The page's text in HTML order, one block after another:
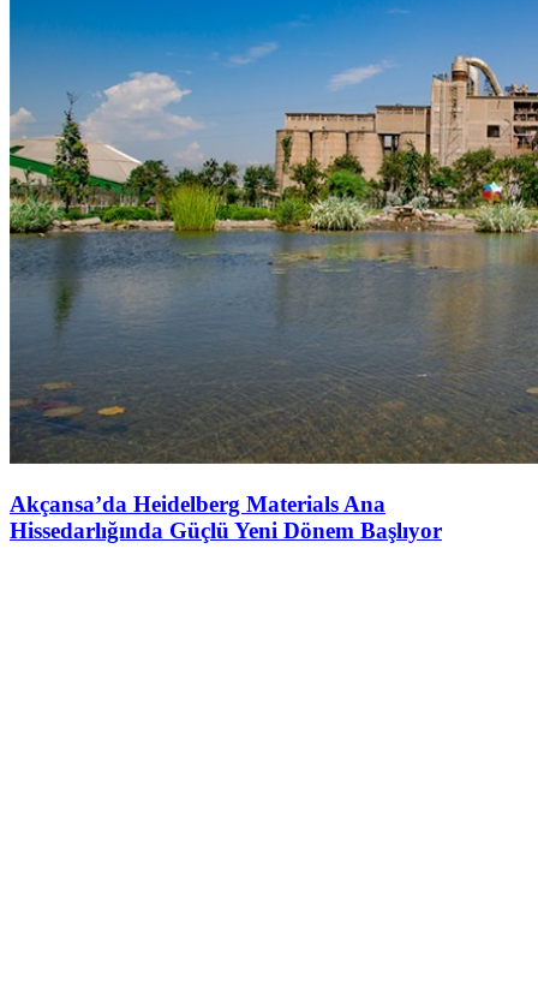
Akçansa’da Heidelberg Materials Ana
Hissedarlığında Güçlü Yeni Dönem Başlıyor